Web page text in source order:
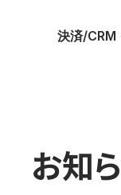
決済/CRM
お知